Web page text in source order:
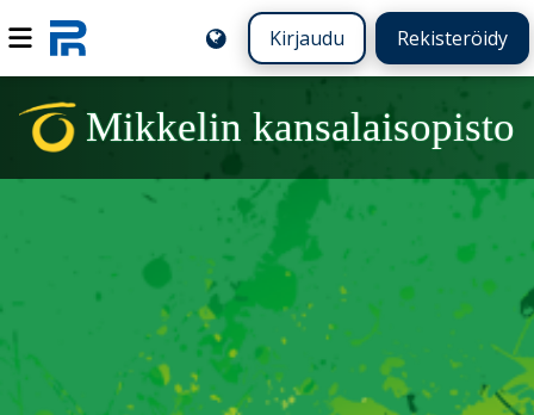
Kirjaudu Rekisteröidy
Mikkelin kansalaisopisto